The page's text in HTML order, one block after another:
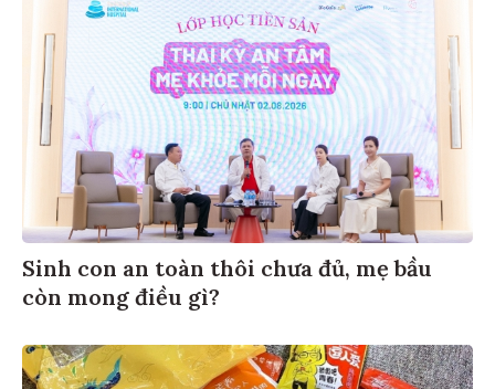
Sinh con an toàn thôi chưa đủ, mẹ bầu
còn mong điều gì?